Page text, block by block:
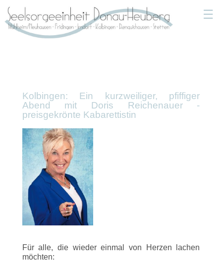
☰
Kolbingen: Ein kurzweiliger, pfiffiger
Abend mit Doris Reichenauer -
preisgekrönte Kabarettistin
Für alle, die wieder einmal von Herzen lachen
möchten: